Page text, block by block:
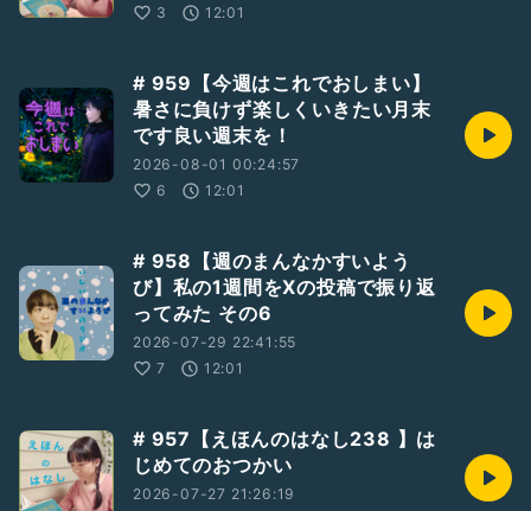
3
12:01
# 959【今週はこれでおしまい】
暑さに負けず楽しくいきたい月末
です良い週末を！
2026-08-01 00:24:57
6
12:01
# 958【週のまんなかすいよう
び】私の1週間をXの投稿で振り返
ってみた その6
2026-07-29 22:41:55
7
12:01
# 957【えほんのはなし238 】は
じめてのおつかい
2026-07-27 21:26:19